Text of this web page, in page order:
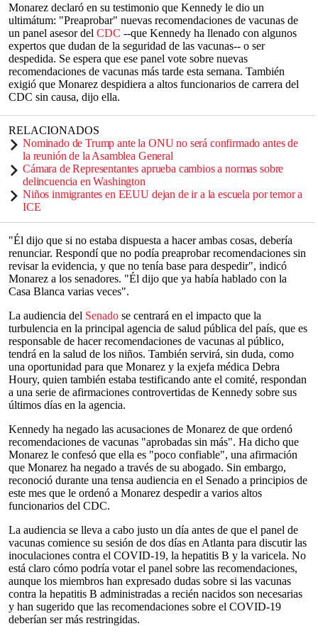
Monarez declaró en su testimonio que Kennedy le dio un
ultimátum: "Preaprobar" nuevas recomendaciones de vacunas de
un panel asesor del CDC --que Kennedy ha llenado con algunos
expertos que dudan de la seguridad de las vacunas-- o ser
despedida. Se espera que ese panel vote sobre nuevas
recomendaciones de vacunas más tarde esta semana. También
exigió que Monarez despidiera a altos funcionarios de carrera del
CDC sin causa, dijo ella.
RELACIONADOS
Nominado de Trump ante la ONU no será confirmado antes de
la reunión de la Asamblea General
Cámara de Representantes aprueba cambios a normas sobre
delincuencia en Washington
Niños inmigrantes en EEUU dejan de ir a la escuela por temor a
ICE
"Él dijo que si no estaba dispuesta a hacer ambas cosas, debería
renunciar. Respondí que no podía preaprobar recomendaciones sin
revisar la evidencia, y que no tenía base para despedir", indicó
Monarez a los senadores. "Él dijo que ya había hablado con la
Casa Blanca varias veces".
La audiencia del Senado se centrará en el impacto que la
turbulencia en la principal agencia de salud pública del país, que es
responsable de hacer recomendaciones de vacunas al público,
tendrá en la salud de los niños. También servirá, sin duda, como
una oportunidad para que Monarez y la exjefa médica Debra
Houry, quien también estaba testificando ante el comité, respondan
a una serie de afirmaciones controvertidas de Kennedy sobre sus
últimos días en la agencia.
Kennedy ha negado las acusaciones de Monarez de que ordenó
recomendaciones de vacunas "aprobadas sin más". Ha dicho que
Monarez le confesó que ella es "poco confiable", una afirmación
que Monarez ha negado a través de su abogado. Sin embargo,
reconoció durante una tensa audiencia en el Senado a principios de
este mes que le ordenó a Monarez despedir a varios altos
funcionarios del CDC.
La audiencia se lleva a cabo justo un día antes de que el panel de
vacunas comience su sesión de dos días en Atlanta para discutir las
inoculaciones contra el COVID-19, la hepatitis B y la varicela. No
está claro cómo podría votar el panel sobre las recomendaciones,
aunque los miembros han expresado dudas sobre si las vacunas
contra la hepatitis B administradas a recién nacidos son necesarias
y han sugerido que las recomendaciones sobre el COVID-19
deberían ser más restringidas.